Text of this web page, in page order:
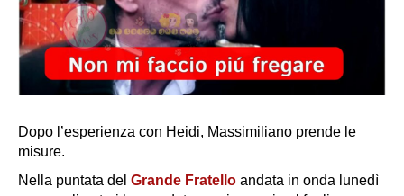
Dopo l’esperienza con Heidi, Massimiliano prende le
misure.
Nella puntata del Grande Fratello andata in onda lunedì